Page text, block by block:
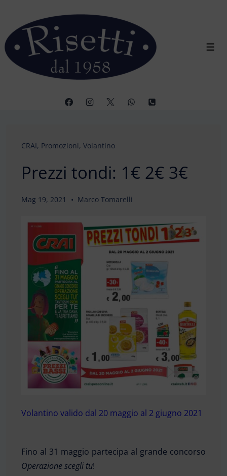
contenuto
principale
CRAI, Promozioni, Volantino
Prezzi tondi: 1€ 2€ 3€
Mag 19, 2021 Marco Tomarelli
Volantino valido dal 20 maggio al 2 giugno 2021
Fino al 31 maggio partecipa al grande concorso
Operazione scegli tu!